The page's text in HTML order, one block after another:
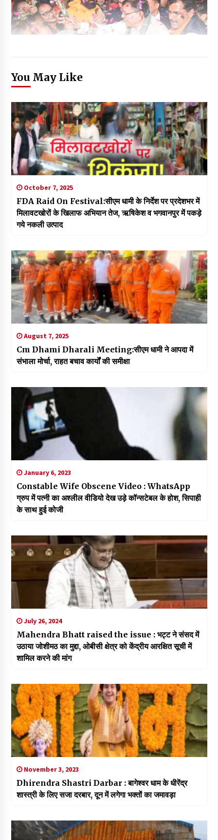
You May Like
October 7, 2025
FDA Raid On Festival:सीएम धामी के निर्देश पर प्रदेशभर में
मिलावटखोरों के खिलाफ अभियान तेज, ऋषिकेश व भगवानपुर में पकड़े
गये नकली उत्पाद
August 7, 2025
Cm Dhami Dharali Meeting:सीएम धामी ने आपदा में
संभाला मोर्चा, राहत बचाव कार्यों की समीक्षा
January 6, 2023
Constable Wife Obscene Video : WhatsApp
ग्रुप में पत्नी का अश्लील वीडियो देख उड़े कॉन्सटेबल के होश, सिपाही
के साथ हुई कोजी
July 26, 2024
Mahendra Bhatt raised the issue : भट्ट ने संसद में
उठाया जोशीमठ का मुद्दा, ओबीसी क्षेत्र को केंद्रीय आरक्षित सूची में
शामिल करने की मांग
November 3, 2023
Dhirendra Shastri Darbar : बागेश्वर धाम के धीरेंद्र
शास्त्री के लिए सजा दरबार, दून में लगेगा भक्तों का जमावड़ा